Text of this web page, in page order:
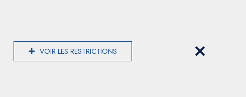
VOIR LES RESTRICTIONS